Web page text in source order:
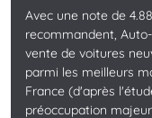
Avec une note de
recommandent,
vente de voitures
parmi les meilleurs
France (d'après
préoccupation